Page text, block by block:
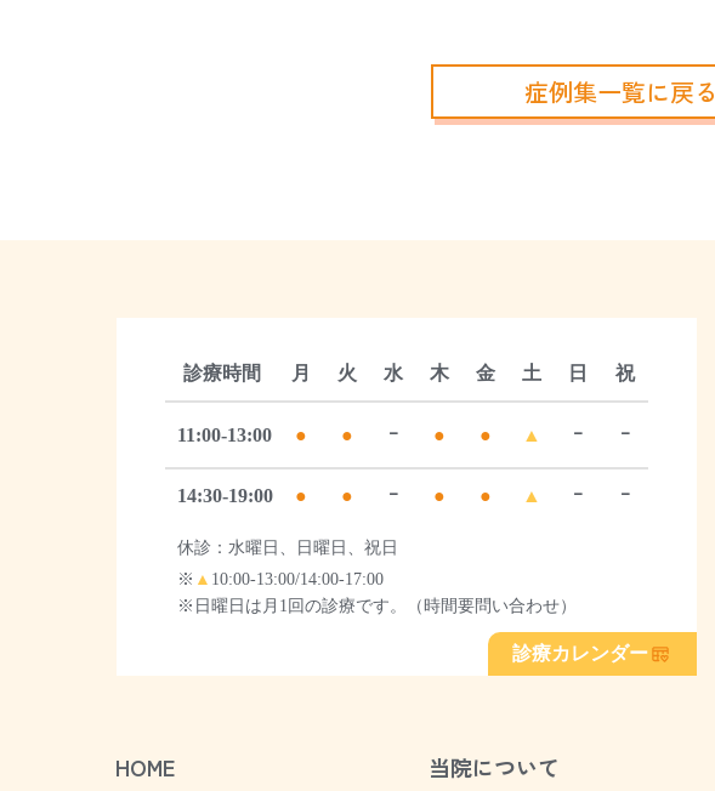
症例集一覧に戻る
診療時間 月 火 水 木 金 土 日 祝
11:00-13:00 ● ● ｰ ● ● ▲ ｰ ｰ
14:30-19:00 ● ● ｰ ● ● ▲ ｰ ｰ
休診：水曜日、日曜日、祝日
※ ▲ 10:00-13:00/14:00-17:00
※日曜日は月1回の診療です。（時間要問い合わせ）
診療カレンダー
HOME 当院について